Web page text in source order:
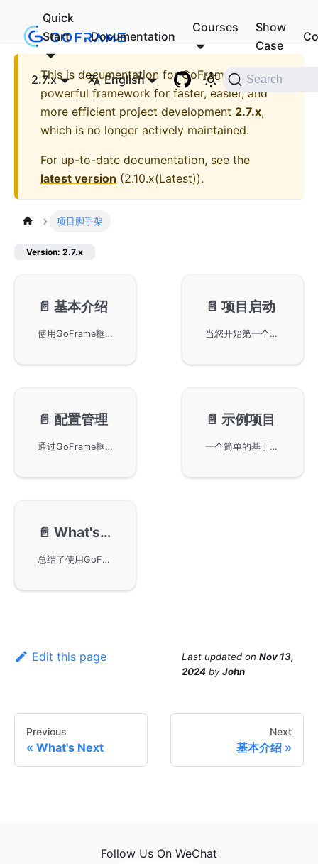
Quick
Start
Documentation
Courses
Show
Case
2.7.x English Search
This is documentation forGoFrame - A
powerful framework for faster, easier, and
more efficient project development 2.7.x,
which is no longer actively maintained.
For up-to-date documentation, see the
latest version (2.10.x(Latest)).
项目脚手架
Version: 2.7.x
📄️ 基本介绍
使用GoFrame框架的脚手架来构建一个简单且完整的业务项目。内容涵盖框架工具的安装与验证、创建工程项目模板、项目模板的运行以及如何升级框架版本等重要步骤。项目模板默认支持HTTP Web Server，并提供接口文档展示与Swagger页面查看功能。
📄️ 项目启动
当您开始第一个项目时，可能对工程目录感到困惑，但通过本章节，您可以了解项目的启动过程及其涉及的目录。主要程序入口为main.go，通过调用internal/cmd包引导程序启动。默认创建的HTTP Server支持多种路由注册，使项目启动简单快捷。具体使用细节可参阅GoFrame框架的相关文档。
📄️ 配置管理
通过GoFrame框架进行配置管理，包括工具配置和业务配置。工程配置被分为存储在项目根目录的工具配置和特定环境的业务配置。通过g.Cfg()单例对象，可以方便地访问配置对象，实现自动初始化。本文还涉及HTTP Server和日志组件的配置管理，提供了实用的项目开发经验。
📄️ 示例项目
一个简单的基于HTTP的API Service项目，使用GoFrame框架及CLI工具开发。项目涵盖了API接口定义、路由注册、常量管理、控制器与服务接口的实现及数据库访问配置等内容，通过示例项目帮助开发者更好地理解和应用框架特性。
📄️ What's Next
总结了使用GoFrame框架进行业务项目搭建、项目启动、配置组件使用、数据库组件使用的基础知识，并提供了Web项目和微服务开发的学习路径。建议通过丰富的示例项目，提高对GoFrame框架的掌握，特别是其核心组件的使用。
Edit this page Last updated on Nov 13,
2024 byJohn
Previous
What's Next
Next
基本介绍
Follow Us On WeChat